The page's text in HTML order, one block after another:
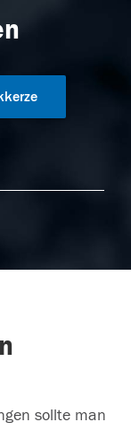
sollte man